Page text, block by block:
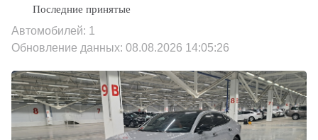
Автомобилей: 1
Обновление данных: 08.08.2026 14:05:26